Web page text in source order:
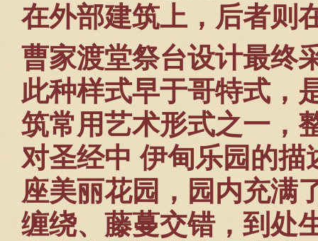
在外部建筑上，后者则
曹家渡堂祭台设计最终
此种样式早于哥特式，
筑常用艺术形式之一，
对圣经中 伊甸乐园的
座美丽花园，园内充满
缠绕、藤蔓交错，到处